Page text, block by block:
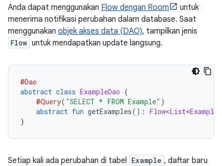
Anda dapat menggunakan Flow dengan Room
untuk
menerima notifikasi perubahan dalam database. Saat
menggunakan objek akses data (DAO), tampilkan jenis
Flow untuk mendapatkan update langsung.
@Dao
abstract class ExampleDao {
@Query( "SELECT * FROM Example" )
abstract fun getExamples(): Flow<List<Example
}
Setiap kali ada perubahan di tabel Example , daftar baru